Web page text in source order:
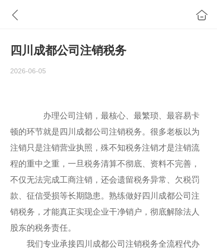
四川成都公司注销税务
2026-06-05
办理公司注销，最核心、最繁琐、最容易卡
顿的环节就是四川成都公司注销税务。很多老板以为
注销只是注销营业执照，殊不知税务注销才是注销流
程的重中之重，一旦税务清算不彻底、资料不完善，
不仅无法完成工商注销，还会遗留税务异常、欠税罚
款、征信受损等长期隐患。熟练做好四川成都公司注
销税务，才能真正实现企业干净销户，彻底解除法人
股东的税务责任。
我们专业承接四川成都公司注销税务全流程代办